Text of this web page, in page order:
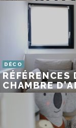
DÉCO
CHAMBRE